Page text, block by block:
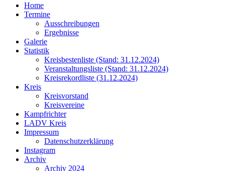
Home
Termine
Ausschreibungen
Ergebnisse
Galerie
Statistik
Kreisbestenliste (Stand: 31.12.2024)
Veranstaltungsliste (Stand: 31.12.2024)
Kreisrekordliste (31.12.2024)
Kreis
Kreisvorstand
Kreisvereine
Kampfrichter
LADV Kreis
Impressum
Datenschutzerklärung
Instagram
Archiv
Archiv 2024